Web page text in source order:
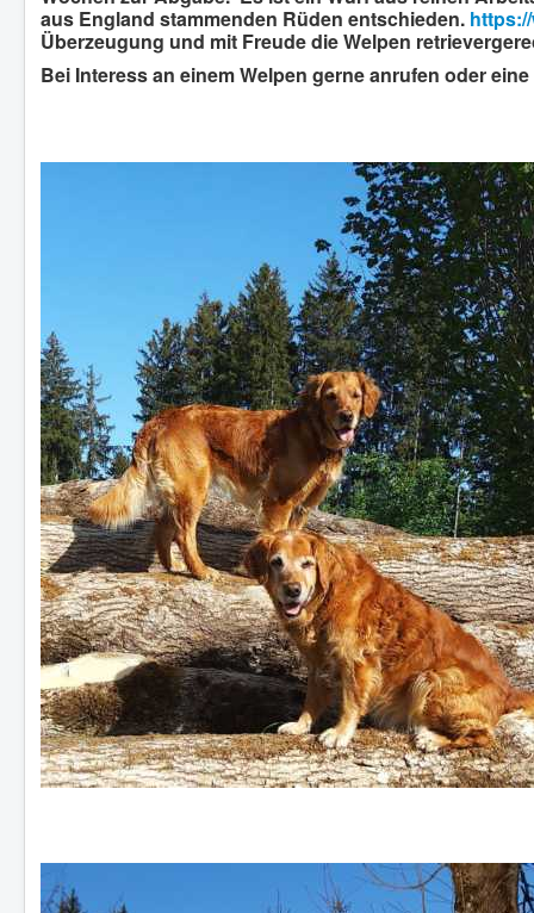
aus England stammenden Rüden entschieden.
Überzeugung und mit Freude die Welpen
Bei Interess an einem Welpen gerne anrufen oder